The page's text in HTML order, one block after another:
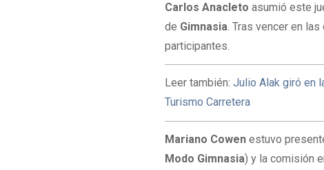
Carlos Anacletoasumió este
de Gimnasia. Tras vencer en
participantes.
Leer también:Julio Alak giró en
Turismo Carretera
Mariano Cowen estuvo
Modo Gimnasia) y la comisión